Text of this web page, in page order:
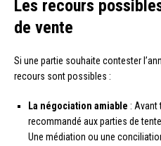
Les recours
de vente
Si une partie souhaite contester
recours sont possibles :
La négociation amiable :
recommandé aux parties de
Une médiation ou une